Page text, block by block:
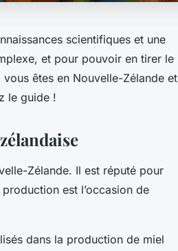
scientifiques et une
et pour pouvoir en tirer le
êtes en Nouvelle-Zélande et
le guide !
Zélande. Il est réputé pour
est l’occasion de
dans la production de miel